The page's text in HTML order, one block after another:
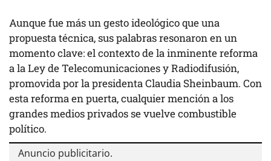
Aunque fue más un gesto ideológico que una
propuesta técnica, sus palabras resonaron en un
momento clave: el contexto de la inminente reforma
a la Ley de Telecomunicaciones y Radiodifusión,
promovida por la presidenta Claudia Sheinbaum. Con
esta reforma en puerta, cualquier mención a los
grandes medios privados se vuelve combustible
político.